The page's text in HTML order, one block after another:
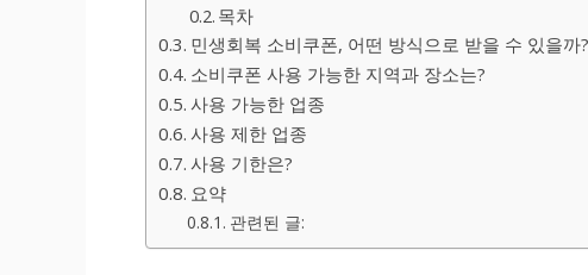
목차
민생회복 소비쿠폰, 어떤 방식으로 받을 수 있을까?
소비쿠폰 사용 가능한 지역과 장소는?
사용 가능한 업종
사용 제한 업종
사용 기한은?
요약
관련된 글: